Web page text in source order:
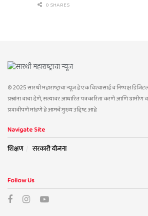
0 SHARES
© 2025 सारथी महाराष्ट्राचा न्यूज हे एक विश्वासार्ह व निष्पक्ष
प्रश्नांना वाचा देणे, सत्यावर आधारित पत्रकारिता करणे आणि ग्रामीण
प्रभावीपणे मांडणे हे आमचे मुख्य उद्दिष्ट आहे.
Navigate Site
शिक्षण
सरकारी योजना
Follow Us